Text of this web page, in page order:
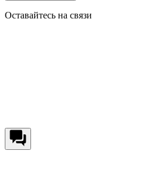
Оставайтесь на связи